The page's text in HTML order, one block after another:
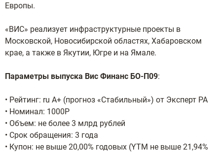
Европы.
«ВИС» реализует инфраструктурные проекты в
Московской, Новосибирской областях, Хабаровском
крае, а также в Якутии, Югре и на Ямале.
Параметры выпуска Вис Финанс БО-П09:
• Рейтинг: ru A+ (прогноз «Стабильный») от Эксперт РА
• Номинал: 1000Р
• Объем: не более 3 млрд рублей
• Срок обращения: 3 года
• Купон: не выше 20,00% годовых (YTM не выше 21,94%